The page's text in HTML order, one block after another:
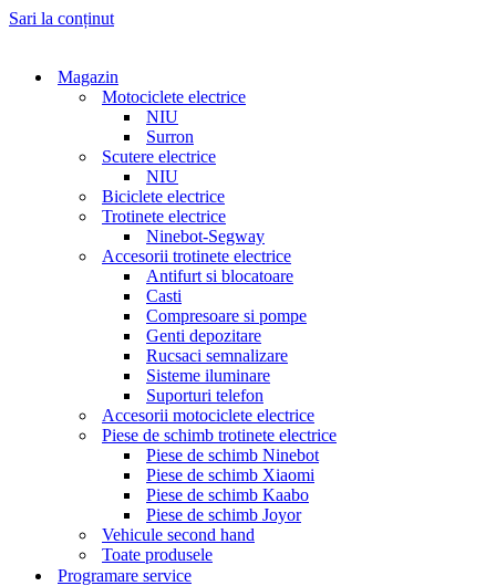
Sari la conținut
Magazin
Motociclete electrice
NIU
Surron
Scutere electrice
NIU
Biciclete electrice
Trotinete electrice
Ninebot-Segway
Accesorii trotinete electrice
Antifurt si blocatoare
Casti
Compresoare si pompe
Genti depozitare
Rucsaci semnalizare
Sisteme iluminare
Suporturi telefon
Accesorii motociclete electrice
Piese de schimb trotinete electrice
Piese de schimb Ninebot
Piese de schimb Xiaomi
Piese de schimb Kaabo
Piese de schimb Joyor
Vehicule second hand
Toate produsele
Programare service